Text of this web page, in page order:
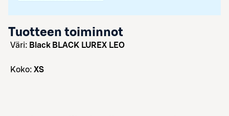
Tuotteen toiminnot
väri: Black BLACK LUREX LEO
koko: XS